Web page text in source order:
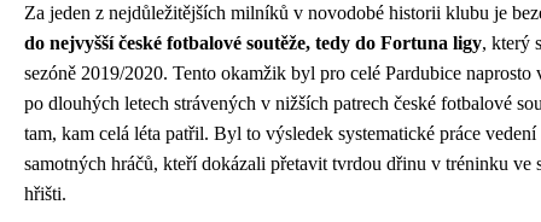
Za jeden z nejdůležitějších milníků v novodobé historii klubu je
do nejvyšší české fotbalové soutěže, tedy do Fortuna ligy, který
sezóně 2019/2020. Tento okamžik byl pro celé Pardubice
po dlouhých letech strávených v nižších patrech české fotbalové
tam, kam celá léta patřil. Byl to výsledek systematické práce
samotných hráčů, kteří dokázali přetavit tvrdou dřinu v tréninku ve
hřišti.